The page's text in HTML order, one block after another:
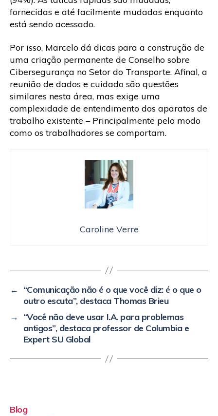
fornecidas e até facilmente mudadas enquanto
está sendo acessado.
Por isso, Marcelo dá dicas para a construção de
uma criação permanente de Conselho sobre
Cibersegurança no Setor do Transporte. Afinal, a
reunião de dados e cuidado são questões
similares nesta área, mas exige uma
complexidade de entendimento dos aparatos de
trabalho existente – Principalmente pelo modo
como os trabalhadores se comportam.
Caroline Verre
←
“Comunicação não é o que você diz: é o que o
outro escuta”, destaca Thomas Brieu
→
“Você não deve usar I.A. para problemas
antigos”, destaca professor de Columbia e
Expert SU Global
Blog